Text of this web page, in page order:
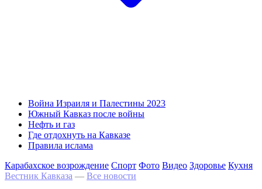
Война Израиля и Палестины 2023
Южный Кавказ после войны
Нефть и газ
Где отдохнуть на Кавказе
Правила ислама
Карабахское возрождение Спорт Фото Видео Здоровье Кухня
Вестник Кавказа — Все новости